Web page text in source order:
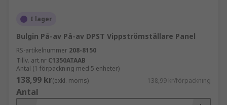
I lager
Bulgin På-av På-av DPST Vippströmställare Panel
RS-artikelnummer 208-8150
Tillv. art.nr C1350ATAAB
Antal (1 förpackning med 5 enheter)
138,99 kr(exkl. moms) 138,99 kr/förpackning
Antal